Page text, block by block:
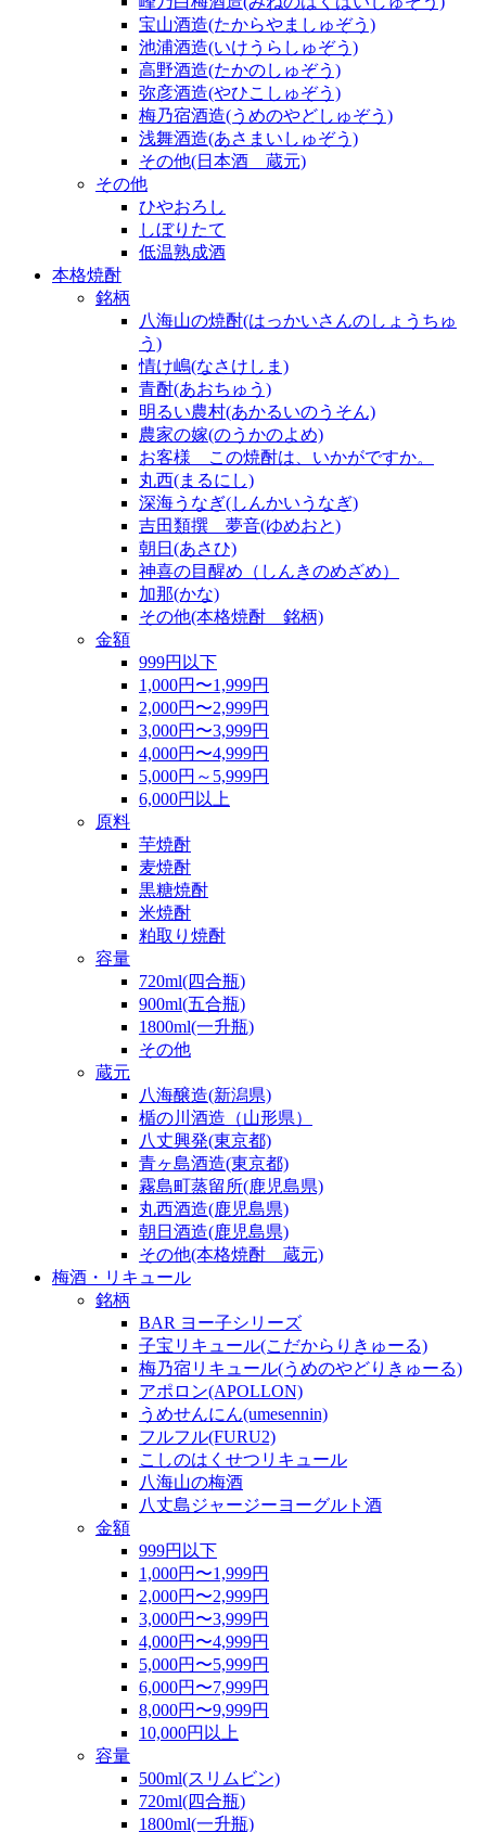
宝山酒造(たからやましゅぞう)
池浦酒造(いけうらしゅぞう)
高野酒造(たかのしゅぞう)
弥彦酒造(やひこしゅぞう)
梅乃宿酒造(うめのやどしゅぞう)
浅舞酒造(あさまいしゅぞう)
その他(日本酒 蔵元)
その他
ひやおろし
しぼりたて
低温熟成酒
本格焼酎
銘柄
八海山の焼酎(はっかいさんのしょうちゅ
う)
情け嶋(なさけしま)
青酎(あおちゅう)
明るい農村(あかるいのうそん)
農家の嫁(のうかのよめ)
お客様 この焼酎は、いかがですか。
丸西(まるにし)
深海うなぎ(しんかいうなぎ)
吉田類撰 夢音(ゆめおと)
朝日(あさひ)
神喜の目醒め（しんきのめざめ）
加那(かな)
その他(本格焼酎 銘柄)
金額
999円以下
1,000円〜1,999円
2,000円〜2,999円
3,000円〜3,999円
4,000円〜4,999円
5,000円～5,999円
6,000円以上
原料
芋焼酎
麦焼酎
黒糖焼酎
米焼酎
粕取り焼酎
容量
720ml(四合瓶)
900ml(五合瓶)
1800ml(一升瓶)
その他
蔵元
八海醸造(新潟県)
楯の川酒造（山形県）
八丈興発(東京都)
青ヶ島酒造(東京都)
霧島町蒸留所(鹿児島県)
丸西酒造(鹿児島県)
朝日酒造(鹿児島県)
その他(本格焼酎 蔵元)
梅酒・リキュール
銘柄
BAR ヨー子シリーズ
子宝リキュール(こだからりきゅーる)
梅乃宿リキュール(うめのやどりきゅーる)
アポロン(APOLLON)
うめせんにん(umesennin)
フルフル(FURU2)
こしのはくせつリキュール
八海山の梅酒
八丈島ジャージーヨーグルト酒
金額
999円以下
1,000円〜1,999円
2,000円〜2,999円
3,000円〜3,999円
4,000円〜4,999円
5,000円〜5,999円
6,000円〜7,999円
8,000円〜9,999円
10,000円以上
容量
500ml(スリムビン)
720ml(四合瓶)
1800ml(一升瓶)